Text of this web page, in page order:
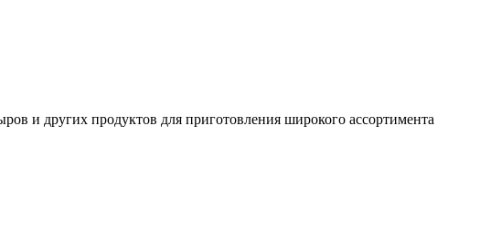
и других продуктов для приготовления широкого ассортимента